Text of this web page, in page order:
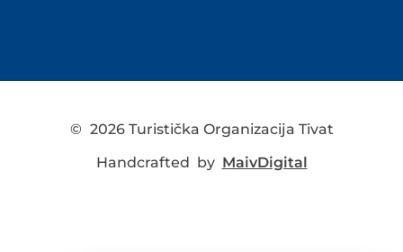
© 2026 Turistička Organizacija Tivat
Handcrafted by MaivDigital